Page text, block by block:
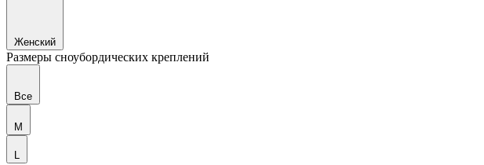
Женский
Размеры сноубордических креплений
Все
M